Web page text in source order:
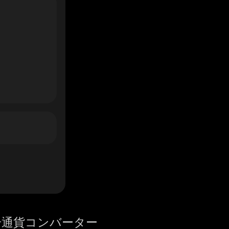
貨コンバーター